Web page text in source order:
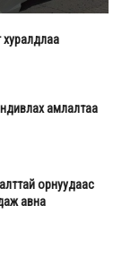
амлалтаа
орнуудаас
авна